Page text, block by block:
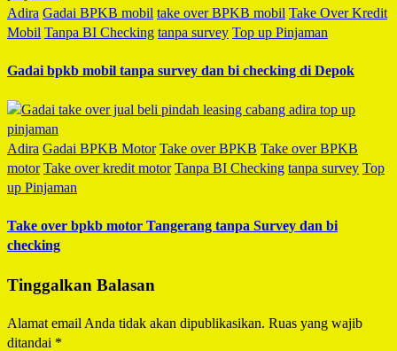
Adira Gadai BPKB mobil take over BPKB mobil Take Over Kredit
Mobil Tanpa BI Checking tanpa survey Top up Pinjaman
Gadai bpkb mobil tanpa survey dan bi checking di Depok
Adira Gadai BPKB Motor Take over BPKB Take over BPKB
motor Take over kredit motor Tanpa BI Checking tanpa survey Top
up Pinjaman
Take over bpkb motor Tangerang tanpa Survey dan bi
checking
Tinggalkan Balasan
Alamat email Anda tidak akan dipublikasikan. Ruas yang wajib
ditandai *